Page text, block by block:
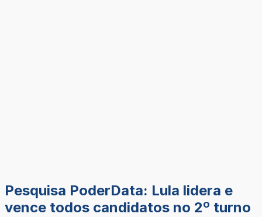
Pesquisa PoderData: Lula lidera e
vence todos candidatos no 2º turno